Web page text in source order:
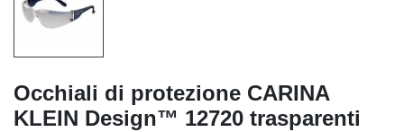
Occhiali di protezione CARINA
KLEIN Design™ 12720 trasparenti